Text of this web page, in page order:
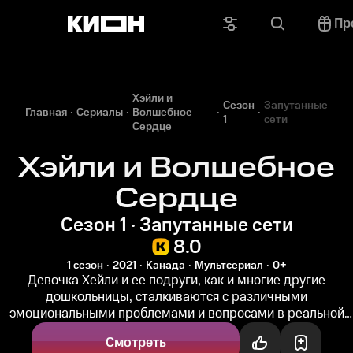
Главная Сериалы
Хэйли и
Волшебное
Сердце
Сезон
1
Запутанные
сети
Хэйли и Волшебное
Сердце
Сезон 1 · Запутанные сети
8.0
1 сезон 2021 Канада Мультсериал 0+
Девочка Хейли и ее подруги, как и многие другие
дошкольницы, сталкиваются с различными
эмоциональными проблемами и вопросами в реальной
жизни. Волшебный браслет Хейли - Сердце...
Смотреть